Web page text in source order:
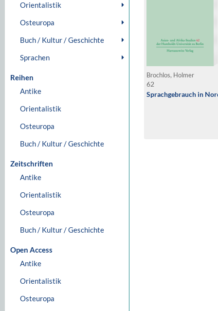
Orientalistik
Osteuropa
Buch / Kultur / Geschichte
Sprachen
Reihen
Antike
Orientalistik
Osteuropa
Buch / Kultur / Geschichte
Zeitschriften
Antike
Orientalistik
Osteuropa
Buch / Kultur / Geschichte
Open Access
Antike
Orientalistik
Osteuropa
Brochlos, Holmer
62
Sprachgebrauch in